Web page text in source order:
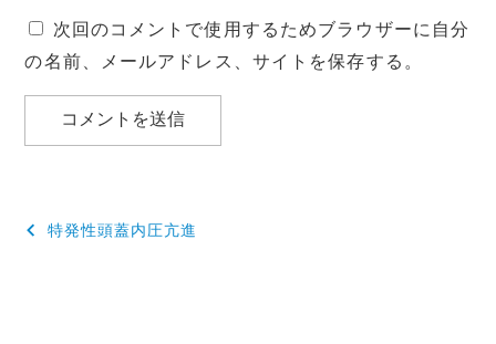
次回のコメントで使用するためブラウザーに自分
の名前、メールアドレス、サイトを保存する。
投
特発性頭蓋内圧亢進